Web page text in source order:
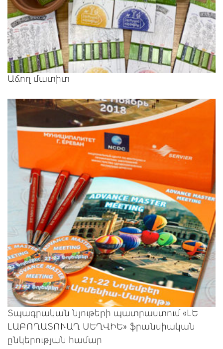
Աճող մատիտ
Տպագրական նյութերի պատրաստում «ԼԵ
ԼԱԲՈՂԱՏՈՒԱՂ ՍԵՂՎԻԵ» ֆրանսիական
ընկերության համար